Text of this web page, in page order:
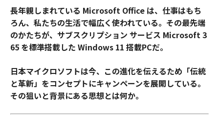
長年親しまれている Microsoft Office は、仕事はもち
ろん、私たちの生活で幅広く使われている。その最先端
のかたちが、サブスクリプション サービス Microsoft 3
65 を標準搭載した Windows 11 搭載PCだ。
日本マイクロソフトは今、この進化を伝えるため「伝統
と革新」をコンセプトにキャンペーンを展開している。
その狙いと背景にある思想とは何か。